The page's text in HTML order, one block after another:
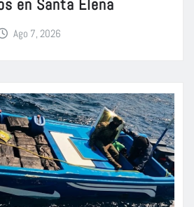
en Santa Elena
Ago 7, 2026